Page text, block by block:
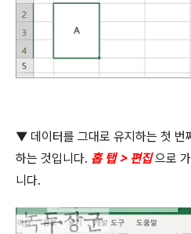
▼ 데이터를 그대로 유지하는 첫
하는 것입니다. 홉 탭> 편집 으로
니다.